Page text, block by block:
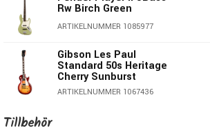
D'Addario Fretted EJ51
Hard Semi-Polished
ARTIKELNUMMER 1094097
Daddario J810 1/2M
VIOLIN
Rw Birch Green
ARTIKELNUMMER 1085977
Gibson Les Paul
Standard 50s Heritage
Cherry Sunburst
ARTIKELNUMMER 1067436
Tillbehör